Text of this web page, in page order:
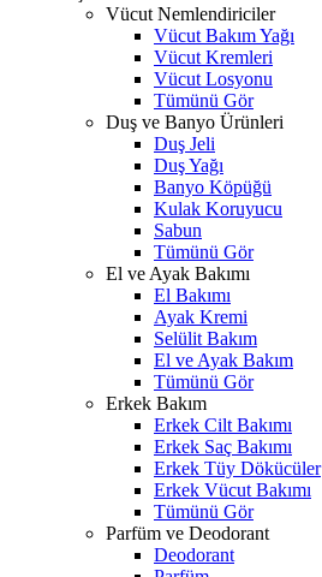
Vücut Nemlendiriciler
Vücut Bakım Yağı
Vücut Kremleri
Vücut Losyonu
Tümünü Gör
Duş ve Banyo Ürünleri
Duş Jeli
Duş Yağı
Banyo Köpüğü
Kulak Koruyucu
Sabun
Tümünü Gör
El ve Ayak Bakımı
El Bakımı
Ayak Kremi
Selülit Bakım
El ve Ayak Bakım
Tümünü Gör
Erkek Bakım
Erkek Cilt Bakımı
Erkek Saç Bakımı
Erkek Tüy Dökücüler
Erkek Vücut Bakımı
Tümünü Gör
Parfüm ve Deodorant
Deodorant